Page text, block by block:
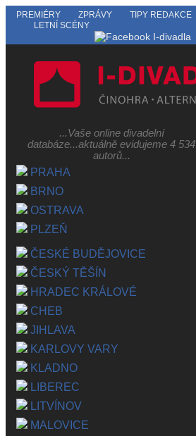
PREMIÉRY ZPRÁVY TIPY REDAKCE
LETNÍ SCÉNY
...Vaše online divadelní
databáze...aktuálně evidujeme 4 534
autorů...
PRAHA
BRNO
OSTRAVA
PLZEŇ
ČESKÉ BUDĚJOVICE
ČESKÝ TĚŠÍN
HRADEC KRÁLOVÉ
CHEB
JIHLAVA
KARLOVY VARY
KLADNO
LIBEREC
LITVÍNOV
MALOVICE